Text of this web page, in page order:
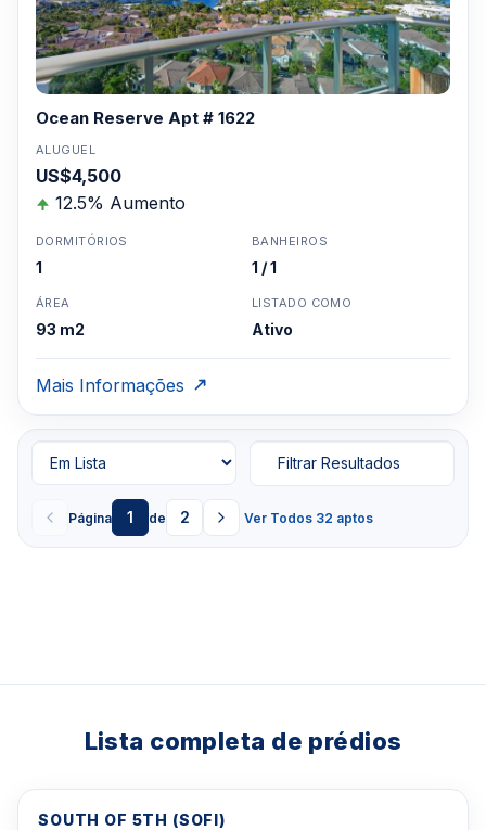
Ocean Reserve Apt # 1622
ALUGUEL
US$4,500
12.5% Aumento
DORMITÓRIOS
1
BANHEIROS
1 / 1
ÁREA
93 m2
LISTADO COMO
Ativo
Mais Informações
Página 1 de 2 Ver Todos 32 aptos
Filtrar Resultados
Lista completa de prédios
SOUTH OF 5TH (SOFI)